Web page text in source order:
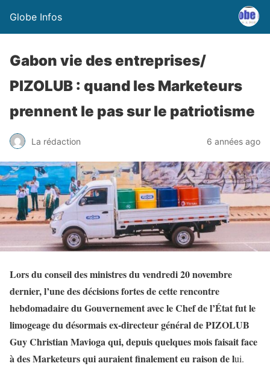
Globe Infos
Gabon vie des entreprises/
PIZOLUB : quand les Marketeurs
prennent le pas sur le patriotisme
La rédaction 6 années ago
Lors du conseil des ministres du vendredi 20 novembre
dernier, l’une des décisions fortes de cette rencontre
hebdomadaire du Gouvernement avec le Chef de l’État fut le
limogeage du désormais ex-directeur général de PIZOLUB
Guy Christian Mavioga qui, depuis quelques mois faisait face
à des Marketeurs qui auraient finalement eu raison de lui.